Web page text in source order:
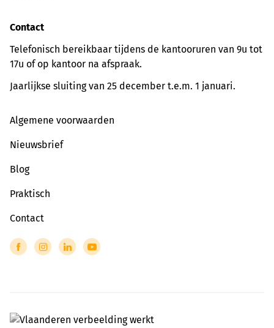
Contact
Telefonisch bereikbaar tijdens de kantooruren van 9u tot
17u of op kantoor na afspraak.
Jaarlijkse sluiting van 25 december t.e.m. 1 januari.
Algemene voorwaarden
Nieuwsbrief
Blog
Praktisch
Contact